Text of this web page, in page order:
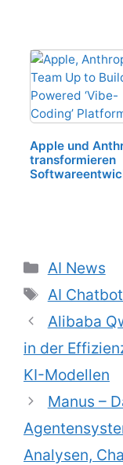
Apple und
transformieren
Kategorien
AI News
AI
Alibaba
in der
KI-Modellen
Manus –
Analysen,